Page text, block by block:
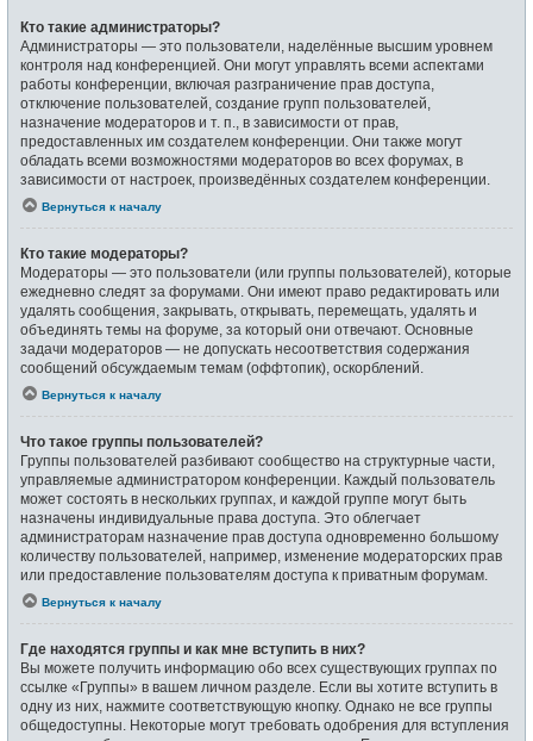
Кто такие администраторы?
Администраторы — это пользователи, наделённые высшим уровнем
контроля над конференцией. Они могут управлять всеми аспектами
работы конференции, включая разграничение прав доступа,
отключение пользователей, создание групп пользователей,
назначение модераторов и т. п., в зависимости от прав,
предоставленных им создателем конференции. Они также могут
обладать всеми возможностями модераторов во всех форумах, в
зависимости от настроек, произведённых создателем конференции.
Вернуться к началу
Кто такие модераторы?
Модераторы — это пользователи (или группы пользователей), которые
ежедневно следят за форумами. Они имеют право редактировать или
удалять сообщения, закрывать, открывать, перемещать, удалять и
объединять темы на форуме, за который они отвечают. Основные
задачи модераторов — не допускать несоответствия содержания
сообщений обсуждаемым темам (оффтопик), оскорблений.
Вернуться к началу
Что такое группы пользователей?
Группы пользователей разбивают сообщество на структурные части,
управляемые администратором конференции. Каждый пользователь
может состоять в нескольких группах, и каждой группе могут быть
назначены индивидуальные права доступа. Это облегчает
администраторам назначение прав доступа одновременно большому
количеству пользователей, например, изменение модераторских прав
или предоставление пользователям доступа к приватным форумам.
Вернуться к началу
Где находятся группы и как мне вступить в них?
Вы можете получить информацию обо всех существующих группах по
ссылке «Группы» в вашем личном разделе. Если вы хотите вступить в
одну из них, нажмите соответствующую кнопку. Однако не все группы
общедоступны. Некоторые могут требовать одобрения для вступления